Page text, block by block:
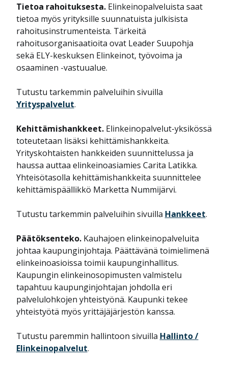
Tietoa rahoituksesta.Elinkeinopalveluista saat
tietoa myös yrityksille suunnatuista julkisista
rahoitusinstrumenteista. Tärkeitä
rahoitusorganisaatioita ovat Leader Suupohja
sekä ELY-keskuksen Elinkeinot, työvoima ja
osaaminen -vastuualue.
Tutustu tarkemmin palveluihin sivuilla
Yrityspalvelut.
Kehittämishankkeet.Elinkeinopalvelut-yksikössä
toteutetaan lisäksi kehittämishankkeita.
Yrityskohtaisten hankkeiden suunnittelussa ja
haussa auttaa elinkeinoasiamies Carita Latikka.
Yhteisötasolla kehittämishankkeita suunnittelee
kehittämispäällikkö Marketta Nummijärvi.
Tutustu tarkemmin palveluihin sivuilla Hankkeet.
Päätöksenteko.Kauhajoen elinkeinopalveluita
johtaa kaupunginjohtaja. Päättävänä toimielimenä
elinkeinoasioissa toimii kaupunginhallitus.
Kaupungin elinkeinosopimusten valmistelu
tapahtuu kaupunginjohtajan johdolla eri
palvelulohkojen yhteistyönä. Kaupunki tekee
yhteistyötä myös yrittäjäjärjestön kanssa.
Tutustu paremmin hallintoon sivuilla Hallinto /
Elinkeinopalvelut.